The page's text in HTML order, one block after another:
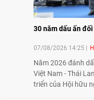
30 năm dấu ấn
07/08/2026 14:25
Năm 2026 đánh
Việt Nam - Thái
triển của Hội hữu